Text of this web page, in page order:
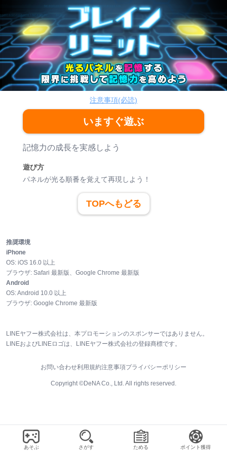
ブレインリミット
脳トレ
注意事項(必読)
いますぐ遊ぶ
ゲーム紹介
記憶力の成長を実感しよう
遊び方
パネルが光る順番を覚えて再現しよう！
TOPへもどる
推奨環境
iPhone
OS: iOS 16.0 以上
ブラウザ: Safari 最新版、Google Chrome 最新版
Android
OS:Android 10.0 以上
ブラウザ: Google Chrome 最新版
LINEヤフー株式会社は、本プロモーションのスポンサーではありません。
LINEおよびLINEロゴは、LINEヤフー株式会社の登録商標です。
お問い合わせ利用規約注意事項プライバシーポリシー
Copyright ©DeNA Co., Ltd. All rights reserved.
あそぶ さがす ためる ポイント獲得